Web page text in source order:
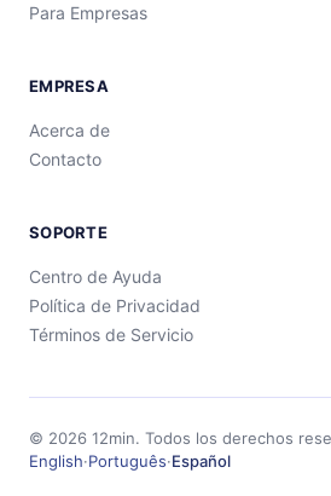
Para Empresas
EMPRESA
Acerca de
Contacto
SOPORTE
Centro de Ayuda
Política de Privacidad
Términos de Servicio
© 2026 12min. Todos los derechos
English·Português·Español